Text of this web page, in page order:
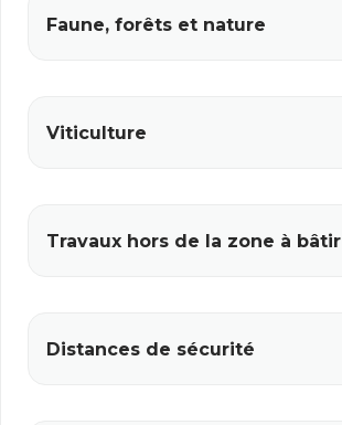
Faune, forêts et nature
Viticulture
Travaux hors de la zone à bâtir
Distances de sécurité